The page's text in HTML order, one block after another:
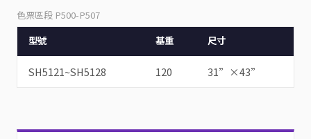
色票區段 P500-P507
型號 基重 尺寸
SH5121~SH5128 120 31”×43”